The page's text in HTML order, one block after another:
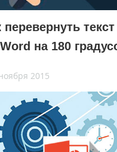
перевернуть
Word на 180
2015